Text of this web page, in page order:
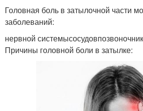
Головная боль в затылочной части
заболеваний:
нервной
Причины головной боли в затылке: